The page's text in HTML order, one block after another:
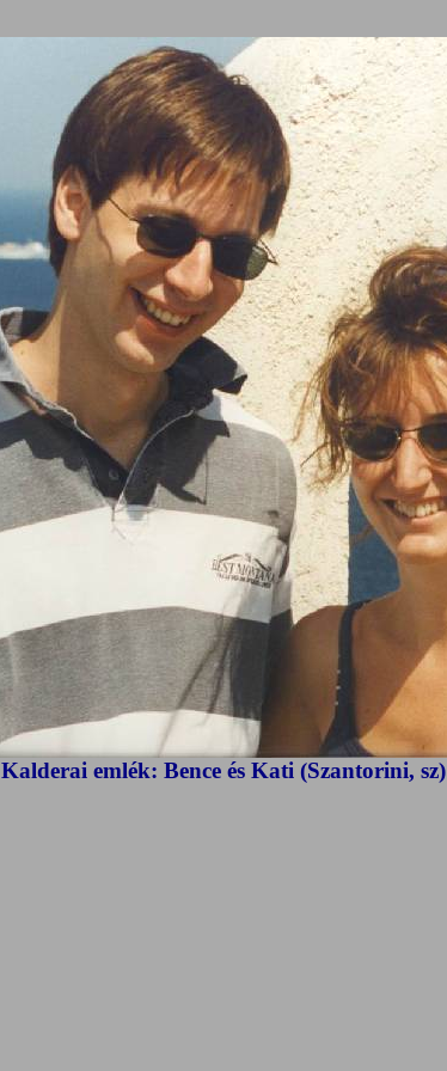
Kalderai emlék: Bence és Kati (Szantorini, sz)